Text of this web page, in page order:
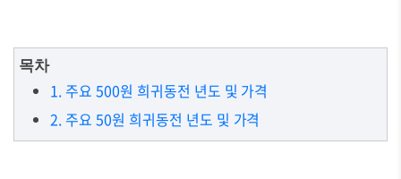
목차
1. 주요 500원 희귀동전 년도 및 가격
2. 주요 50원 희귀동전 년도 및 가격